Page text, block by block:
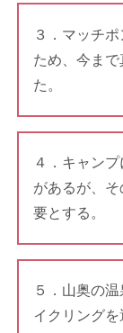
３．マッチ
ため、今ま
た。
４．キャン
があるが、
要とする。
５．山奥の
イクリング